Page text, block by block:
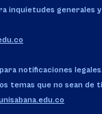
inquietudes generales
notificaciones legales.
temas que no sean de